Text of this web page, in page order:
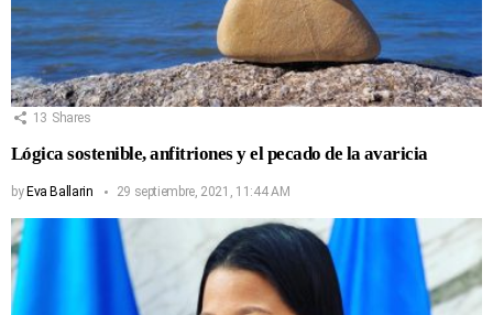
13 Shares
Lógica sostenible, anfitriones y el pecado de la avaricia
by Eva Ballarin 29 septiembre, 2021, 11:44 AM